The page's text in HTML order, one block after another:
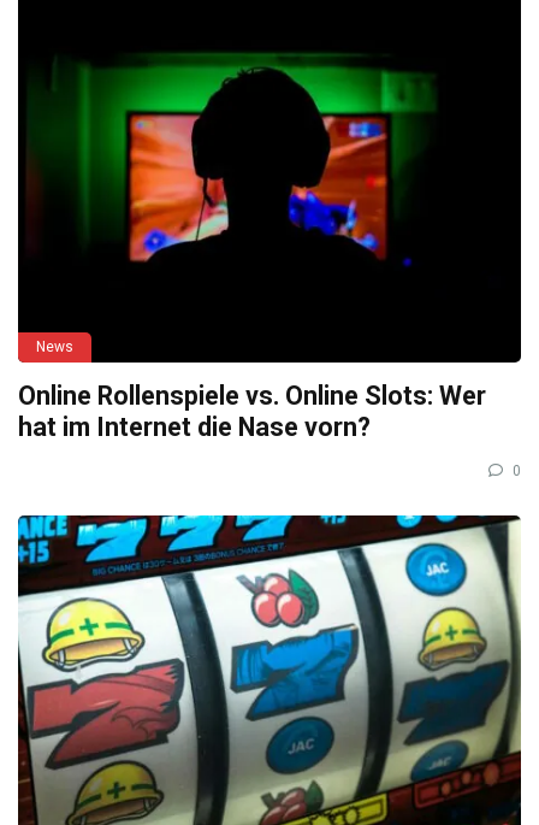
News
Online Rollenspiele vs. Online Slots: Wer
hat im Internet die Nase vorn?
0